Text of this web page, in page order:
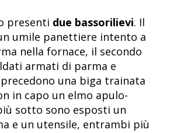
presenti due bassorilievi. Il
umile panettiere intento a
nella fornace, il secondo
armati di parma e
una biga trainata
in capo un elmo apulo-
sotto sono esposti un
e un utensile, entrambi più